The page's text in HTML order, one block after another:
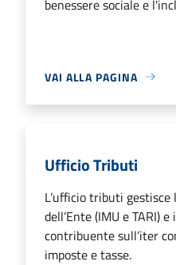
benessere sociale e
VAI ALLA PAGINA
Ufficio Tributi
L’ufficio tributi
dell’Ente (IMU e TARI)
contribuente sull’iter
imposte e tasse.